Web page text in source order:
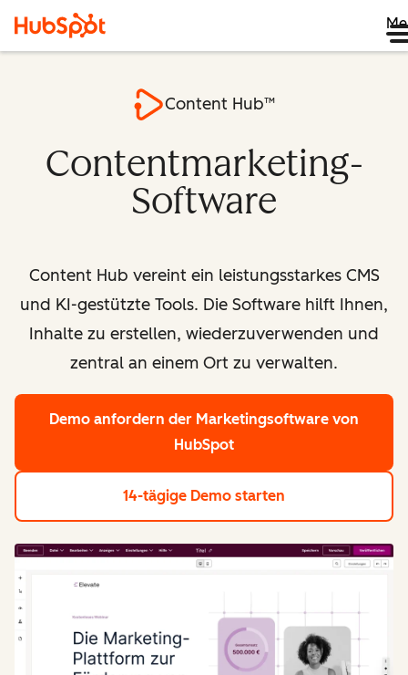
Content Hub™
Contentmarketing-
Software
Content Hub vereint ein leistungsstarkes CMS
und KI-gestützte Tools. Die Software hilft Ihnen,
Inhalte zu erstellen, wiederzuverwenden und
zentral an einem Ort zu verwalten.
Demo anfordern der Marketingsoftware von
HubSpot
14-tägige Demo starten